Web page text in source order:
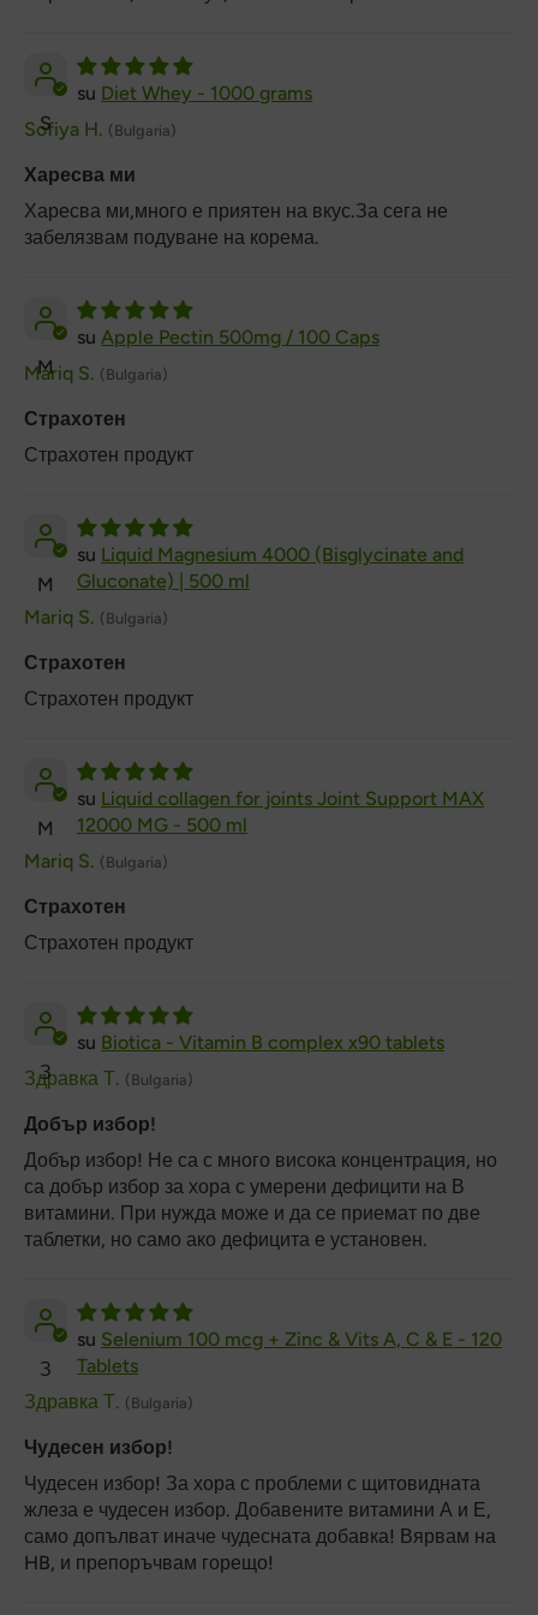
S
Diet Whey - 1000 grams
Sofiya H. (Bulgaria)
Харесва ми
Харесва ми,много е приятен на вкус.За сега не
забелязвам подуване на корема.
M
Apple Pectin 500mg / 100 Caps
Mariq S. (Bulgaria)
Страхотен
Страхотен продукт
M
Liquid Magnesium 4000 (Bisglycinate and
Gluconate) | 500 ml
Mariq S. (Bulgaria)
Страхотен
Страхотен продукт
M
Liquid collagen for joints Joint Support MAX
12000 MG - 500 ml
Mariq S. (Bulgaria)
Страхотен
Страхотен продукт
З
Biotica - Vitamin B complex x90 tablets
Здравка Т. (Bulgaria)
Добър избор!
Добър избор! Не са с много висока концентрация, но
са добър избор за хора с умерени дефицити на В
витамини. При нужда може и да се приемат по две
таблетки, но само ако дефицита е установен.
З
Selenium 100 mcg + Zinc & Vits A, C & E - 120
Tablets
Здравка Т. (Bulgaria)
Чудесен избор!
Чудесен избор! За хора с проблеми с щитовидната
жлеза е чудесен избор. Добавените витамини А и Е,
само допълват иначе чудесната добавка! Вярвам на
HB, и препоръчвам горещо!